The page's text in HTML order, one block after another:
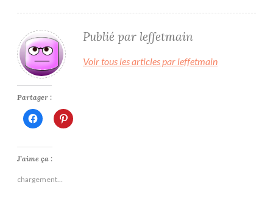
Publié par leffetmain
Voir tous les articles par leffetmain
Partager :
Cliquez
pour
Facebook(ouvre
dans
une
fenêtre)
Cliquez
pour
J’aime ça :
chargement…